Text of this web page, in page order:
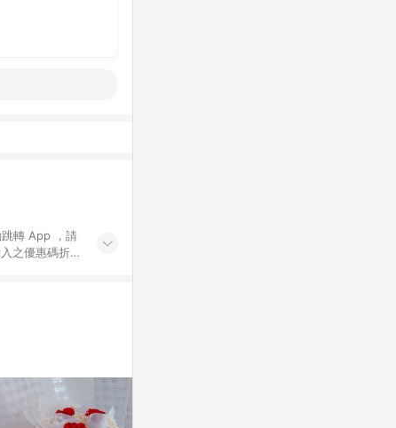
轉 App ，請
之優惠碼折
出貨後 45 天
成訂單，不